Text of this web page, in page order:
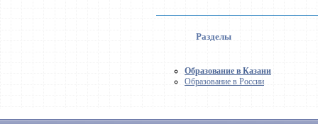
Разделы
Образование в Казани
Образование в России